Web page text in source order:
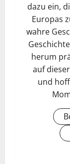
dazu ein,
Europas
wahre
herum
auf
und